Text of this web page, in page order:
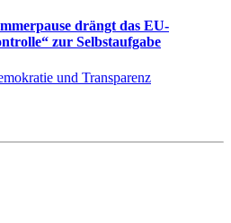
drängt das EU-
zur Selbstaufgabe
und Transparenz